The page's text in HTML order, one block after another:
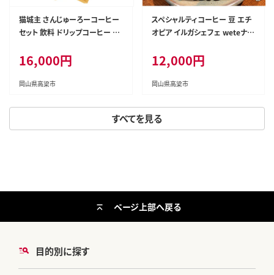
すべてを見る
猫城主 さんじゅーろーコーヒー
セット 飲料 ドリップコーヒー 猫
ブラジル コロンビア ブレンド エ
チオピア
16,000円
岡山県高梁市
スペシャルティコーヒー 豆 エチ
オピア イルガシェフェ weteナチ
み物 ソフトドリンク コーヒータ
イム モカ香 ふくよかな香り フル
シテイロースト
12,000円
岡山県高梁市
目的別に探す
ページ上部へ戻る